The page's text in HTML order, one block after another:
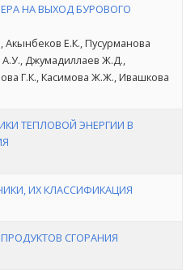
НА ВЫХОД БУРОВОГО
Акынбеков Е.К., Пусурманова
Джумадиллаев Ж.Д.,
Г.К., Касимова Ж.Ж., Ивашкова
ТЕПЛОВОЙ ЭНЕРГИИ В
ИХ КЛАССИФИКАЦИЯ
СГОРАНИЯ